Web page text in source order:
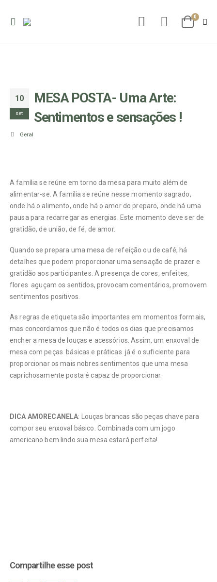
0
10
set
MESA POSTA- Uma Arte:
Sentimentos e sensações !
Geral
A família se reúne em torno da mesa para muito além de
alimentar-se. A família se reúne nesse momento sagrado,
onde há o alimento, onde há o amor do preparo, onde há uma
pausa para recarregar as energias. Este momento deve ser de
gratidão, de união, de fé, de amor.
Quando se prepara uma mesa de refeição ou de café, há
detalhes que podem proporcionar uma sensação de prazer e
gratidão aos participantes. A presença de cores, enfeites,
flores aguçam os sentidos, provocam comentários, promovem
sentimentos positivos.
As regras de etiqueta são importantes em momentos formais,
mas concordamos que não é todos os dias que precisamos
encher a mesa de louças e acessórios. Assim, um enxoval de
mesa com peças básicas e práticas já é o suficiente para
proporcionar os mais nobres sentimentos que uma mesa
caprichosamente posta é capaz de proporcionar.
DICA AMORECANELA: Louças brancas são peças chave para
compor seu enxoval básico. Combinada com um jogo
americano bem lindo sua mesa estará perfeita!
Compartilhe esse post